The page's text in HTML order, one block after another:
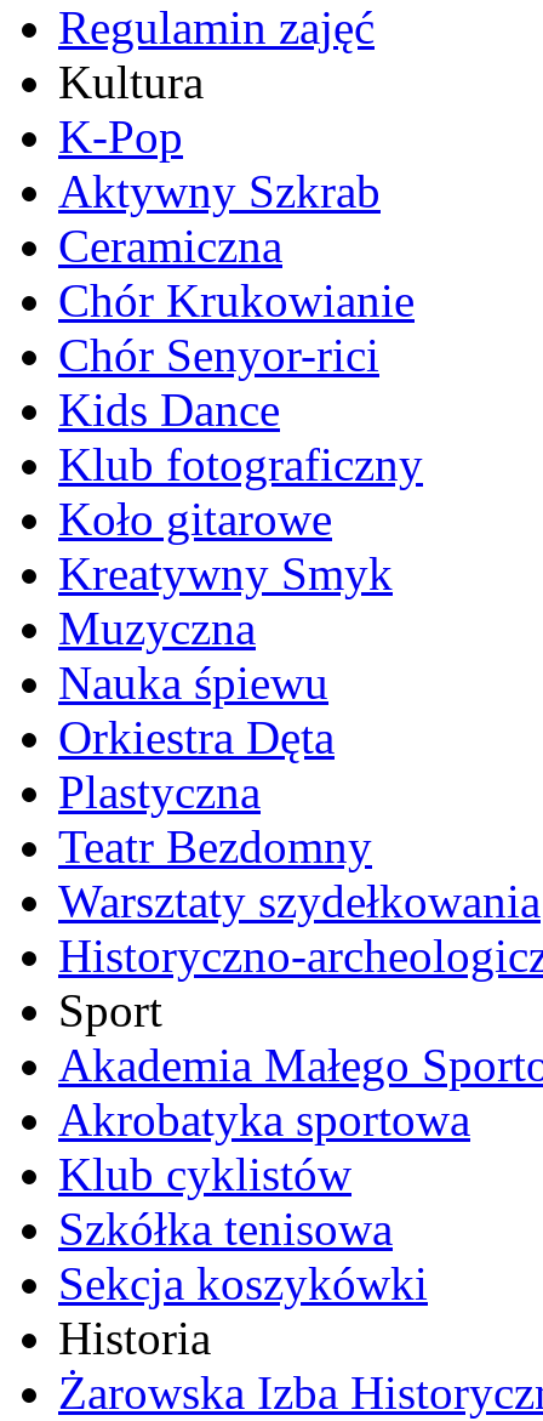
Regulamin zajęć
Kultura
K-Pop
Aktywny Szkrab
Ceramiczna
Chór Krukowianie
Chór Senyor-rici
Kids Dance
Klub fotograficzny
Koło gitarowe
Kreatywny Smyk
Muzyczna
Nauka śpiewu
Orkiestra Dęta
Plastyczna
Teatr Bezdomny
Warsztaty szydełkowania
Historyczno-
Sport
Akademia Małego
Akrobatyka sportowa
Klub cyklistów
Szkółka tenisowa
Sekcja koszykówki
Historia
Żarowska Izba